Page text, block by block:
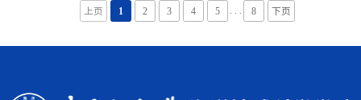
上页 1 2 3 4 5 . . . 8 下页